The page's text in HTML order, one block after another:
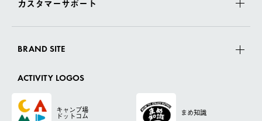
カスタマーサポート
BRAND SITE
ACTIVITY LOGOS
キャンプ場
ドットコム まめ知識